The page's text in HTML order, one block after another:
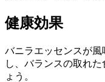
健康効果
バニラエッセンスが
し、バランスの取れ
ょう。